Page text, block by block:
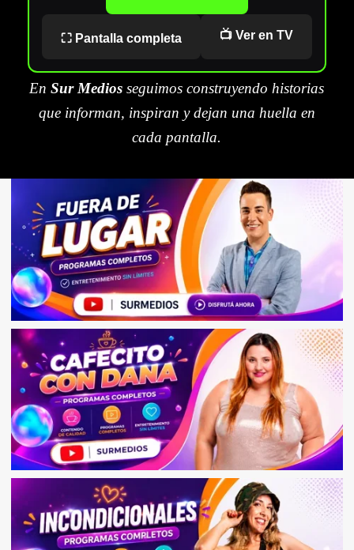
⛶ Pantalla completa 📺 Ver en TV
EnSur Medios seguimos construyendo historias
que informan, inspiran y dejan una huella en
cada pantalla.